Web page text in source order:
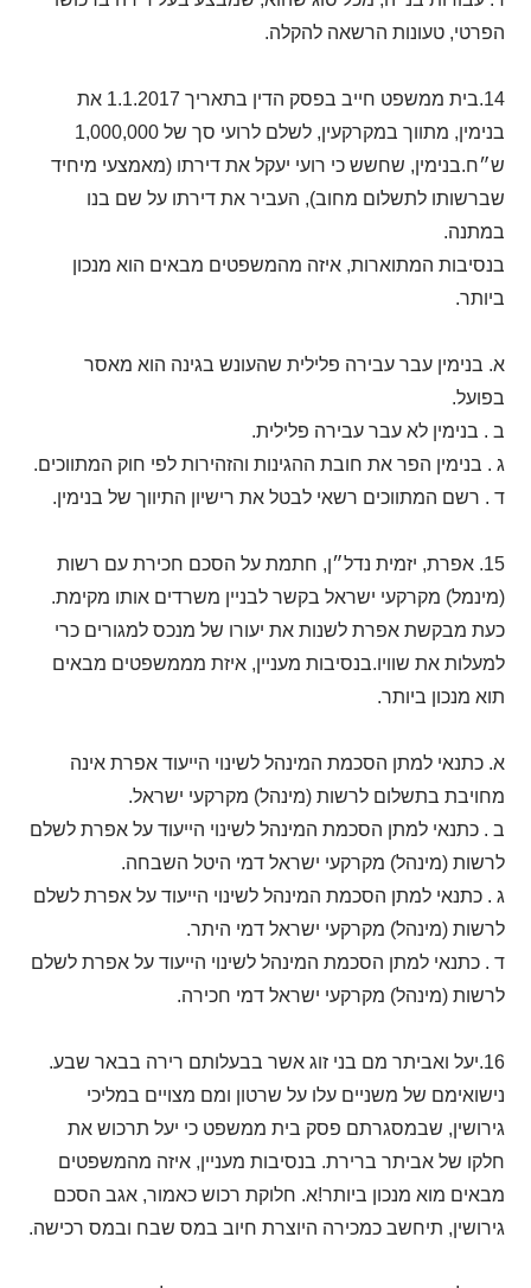
הפרטי, טעונות הרשאה להקלה.
14.בית ממשפט חייב בפסק הדין בתאריך 1.1.2017 את
בנימין, מתווך במקרקעין, לשלם לרועי סך של 1,000,000
ש״ח.בנימין, שחשש כי רועי יעקל את דירתו (מאמצעי מיחיד
שברשותו לתשלום מחוב), העביר את דירתו על שם בנו
במתנה.
בנסיבות המתוארות, איזה מהמשפטים מבאים הוא מנכון
ביותר.
א. בנימין עבר עבירה פלילית שהעונש בגינה הוא מאסר
בפועל.
ב . בנימין לא עבר עבירה פלילית.
ג . בנימין הפר את חובת ההגינות והזהירות לפי חוק המתווכים.
ד . רשם המתווכים רשאי לבטל את רישיון התיווך של בנימין.
15. אפרת, יזמית נדל״ן, חתמת על הסכם חכירת עם רשות
(מינמל) מקרקעי ישראל בקשר לבניין משרדים אותו מקימת.
כעת מבקשת אפרת לשנות את יעורו של מנכס למגורים כרי
למעלות את שוויו.בנסיבות מעניין, איזת מממשפטים מבאים
תוא מנכון ביותר.
א. כתנאי למתן הסכמת המינהל לשינוי הייעוד אפרת אינה
מחויבת בתשלום לרשות (מינהל) מקרקעי ישראל.
ב . כתנאי למתן הסכמת המינהל לשינוי הייעוד על אפרת לשלם
לרשות (מינהל) מקרקעי ישראל דמי היטל השבחה.
ג . כתנאי למתן הסכמת המינהל לשינוי הייעוד על אפרת לשלם
לרשות (מינהל) מקרקעי ישראל דמי היתר.
ד . כתנאי למתן הסכמת המינהל לשינוי הייעוד על אפרת לשלם
לרשות (מינהל) מקרקעי ישראל דמי חכירה.
16.יעל ואביתר מם בני זוג אשר בבעלותם רירה בבאר שבע.
נישואימם של משניים עלו על שרטון ומם מצויים במליכי
גירושין, שבמסגרתם פסק בית ממשפט כי יעל תרכוש את
חלקו של אביתר ברירת. בנסיבות מעניין, איזה מהמשפטים
מבאים מוא מנכון ביותר!א. חלוקת רכוש כאמור, אגב הסכם
גירושין, תיחשב כמכירה היוצרת חיוב במס שבח ובמס רכישה.